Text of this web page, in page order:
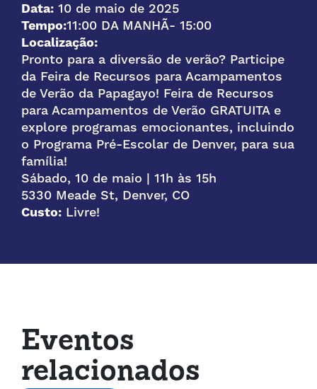
Data: 10 de maio de 2025
Tempo:11:00 DA MANHÃ- 15:00
Localização:
Pronto para a diversão de verão? Participe
da Feira de Recursos para Acampamentos
de Verão da Papagayo! Feira de Recursos
para Acampamentos de Verão GRATUITA e
explore programas emocionantes, incluindo
o Programa Pré-Escolar de Denver, para sua
família!
Sábado, 10 de maio | 11h às 15h
5330 Meade St, Denver, CO
Custo: Livre!
Eventos
relacionados